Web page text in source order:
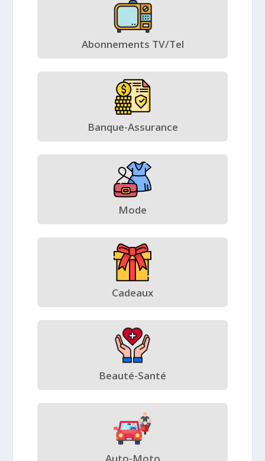
Abonnements TV/Tel
Banque-Assurance
Mode
Cadeaux
Beauté-Santé